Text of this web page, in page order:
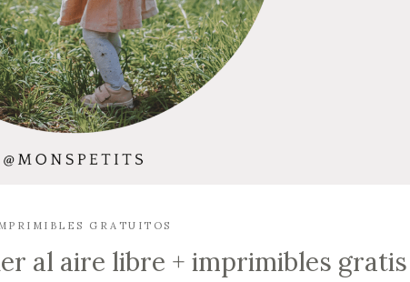
GRATUITOS
al aire libre + imprimibles gratis